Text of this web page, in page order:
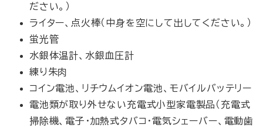
ださい。）
ライター、点火棒（中身を空にして出してください。）
蛍光管
水銀体温計、水銀血圧計
練り朱肉
コイン電池、リチウムイオン電池、モバイルバッテリー
電池類が取り外せない充電式小型家電製品（充電式
掃除機、電子・加熱式タバコ・電気シェーバー、電動歯